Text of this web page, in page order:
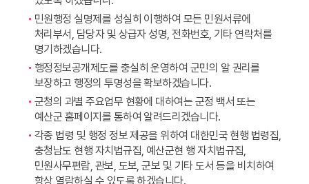
민원행정 실명제를 성실히 이행하여 모든 민원서류에
처리부서, 담당자 및 상급자 성명, 전화번호, 기타 연락처를
명기하겠습니다.
행정정보공개제도를 충실히 운영하여 군민의 알 권리를
보장하고 행정의 투명성을 확보하겠습니다.
군청의 과별 주요업무 현황에 대하여는 군정 백서 또는
예산군 홈페이지를 통하여 알려드리겠습니다.
각종 법령 및 행정 정보 제공을 위하여 대한민국 현행 법령집,
충청남도 현행 자치법규집, 예산군현 행 자치법규집,
민원사무편람, 관보, 도보, 군보 및 기타 도서 등을 비치하여
항상 열람하실 수 있도록 하겠습니다.